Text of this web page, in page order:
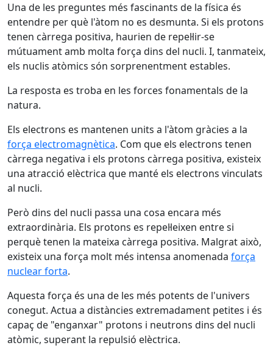
Una de les preguntes més fascinants de la física és
entendre per què l'àtom no es desmunta. Si els protons
tenen càrrega positiva, haurien de repel·lir-se
mútuament amb molta força dins del nucli. I, tanmateix,
els nuclis atòmics són sorprenentment estables.
La resposta es troba en les forces fonamentals de la
natura.
Els electrons es mantenen units a l'àtom gràcies a la
força electromagnètica. Com que els electrons tenen
càrrega negativa i els protons càrrega positiva, existeix
una atracció elèctrica que manté els electrons vinculats
al nucli.
Però dins del nucli passa una cosa encara més
extraordinària. Els protons es repel·leixen entre si
perquè tenen la mateixa càrrega positiva. Malgrat això,
existeix una força molt més intensa anomenada força
nuclear forta.
Aquesta força és una de les més potents de l'univers
conegut. Actua a distàncies extremadament petites i és
capaç de "enganxar" protons i neutrons dins del nucli
atòmic, superant la repulsió elèctrica.